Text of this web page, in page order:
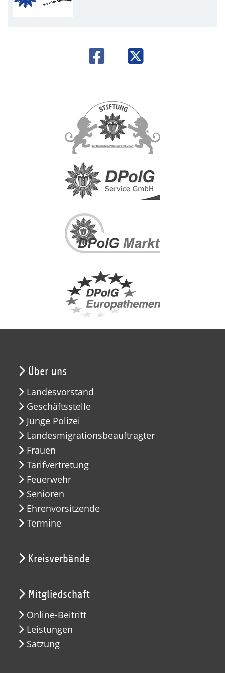
Über uns
Landesvorstand
Geschäftsstelle
Junge Polizei
Landesmigrationsbeauftragter
Frauen
Tarifvertretung
Feuerwehr
Senioren
Ehrenvorsitzende
Termine
Kreisverbände
Mitgliedschaft
Online-Beitritt
Leistungen
Satzung